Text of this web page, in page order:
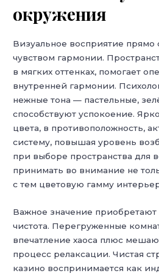
окружения
Визуальное восприятие прямо
чувством гармонии.
в мягких оттенках, помогает
внутренней гармонии.
нежные тона — пастельные,
способствуют успокоение.
цвета, в противоположность,
систему, повышая уровень
при выборе пространства для
принимать во внимание не
с тем цветовую гамму
Важное значение приобретают
чистота. Перегруженные
впечатление хаоса плюс
процесс релаксации. Чистая
казино воспринимается как